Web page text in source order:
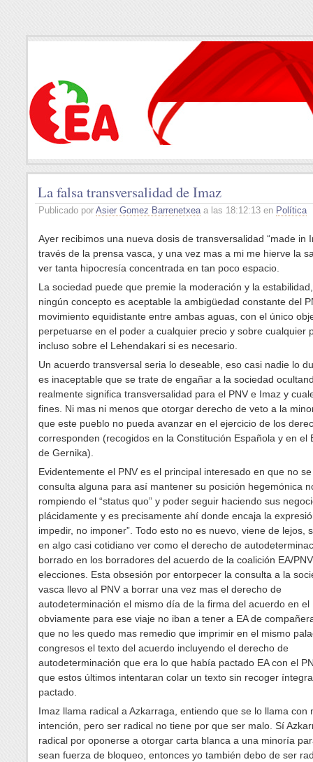
La falsa transversalidad de Imaz
Publicado por Asier Gomez Barrenetxeaa las 18:12:13 en Política
Ayer recibimos una nueva dosis de transversalidad “made in
través de la prensa vasca, y una vez mas a mi me hierve la
ver tanta hipocresía concentrada en tan poco espacio.
La sociedad puede que premie la moderación y la
ningún concepto es aceptable la ambigüedad constante del
movimiento equidistante entre ambas aguas, con el único
perpetuarse en el poder a cualquier precio y sobre cualquier
incluso sobre el Lehendakari si es necesario.
Un acuerdo transversal seria lo deseable, eso casi nadie lo
es inaceptable que se trate de engañar a la sociedad
realmente significa transversalidad para el PNV e Imaz y
fines. Ni mas ni menos que otorgar derecho de veto a la
que este pueblo no pueda avanzar en el ejercicio de los
corresponden (recogidos en la Constitución Española y en el
de Gernika).
Evidentemente el PNV es el principal interesado en que no
consulta alguna para así mantener su posición hegemónica
rompiendo el “status quo” y poder seguir haciendo sus
plácidamente y es precisamente ahí donde encaja la
impedir, no imponer”. Todo esto no es nuevo, viene de lejos,
en algo casi cotidiano ver como el derecho de
borrado en los borradores del acuerdo de la coalición EA/
elecciones. Esta obsesión por entorpecer la consulta a la
vasca llevo al PNV a borrar una vez mas el derecho de
autodeterminación el mismo día de la firma del acuerdo en el
obviamente para ese viaje no iban a tener a EA de
que no les quedo mas remedio que imprimir en el mismo
congresos el texto del acuerdo incluyendo el derecho de
autodeterminación que era lo que había pactado EA con el
que estos últimos intentaran colar un texto sin recoger
pactado.
Imaz llama radical a Azkarraga, entiendo que se lo llama con
intención, pero ser radical no tiene por que ser malo. Sí
radical por oponerse a otorgar carta blanca a una minoría
sean fuerza de bloqueo, entonces yo también debo de ser